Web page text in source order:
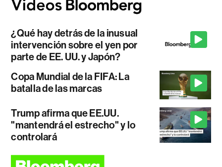
¿Qué hay detrás de la inusual
intervención sobre el yen por
parte de EE. UU. y Japón?
Copa Mundial de la FIFA: La
batalla de las marcas
Trump afirma que EE.UU.
"mantendrá el estrecho" y lo
controlará